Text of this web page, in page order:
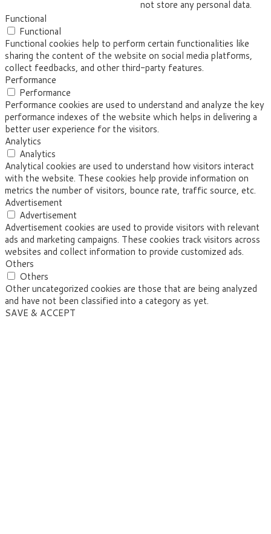
not store any personal data.
Functional
Functional
Functional cookies help to perform certain functionalities like
sharing the content of the website on social media platforms,
collect feedbacks, and other third-party features.
Performance
Performance
Performance cookies are used to understand and analyze the key
performance indexes of the website which helps in delivering a
better user experience for the visitors.
Analytics
Analytics
Analytical cookies are used to understand how visitors interact
with the website. These cookies help provide information on
metrics the number of visitors, bounce rate, traffic source, etc.
Advertisement
Advertisement
Advertisement cookies are used to provide visitors with relevant
ads and marketing campaigns. These cookies track visitors across
websites and collect information to provide customized ads.
Others
Others
Other uncategorized cookies are those that are being analyzed
and have not been classified into a category as yet.
SAVE & ACCEPT